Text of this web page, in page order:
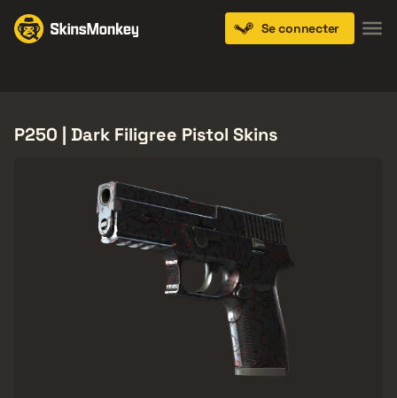
Se connecter
P250 | Dark Filigree Pistol Skins